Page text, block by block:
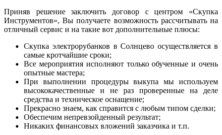
Приняв решение заключить договор с центром «Скупка
Инструментов», Вы получаете возможность рассчитывать на
отличный сервис и на такие вот дополнительные плюсы:
Скупка электрорубанков в Солнцево осуществляется в
самые кротчайшие сроки;
Все мероприятия исполняют только обученные и очень
опытные мастера;
При выполнении процедуры выкупа мы используем
высококачественные и не раз проверенные на деле
средства и техническое оснащение;
Прекрасно знаем, как справится с любым типом сделки;
Обеспечим непревзойденный результат;
Никаких финансовых вложений заказчика и т.п.